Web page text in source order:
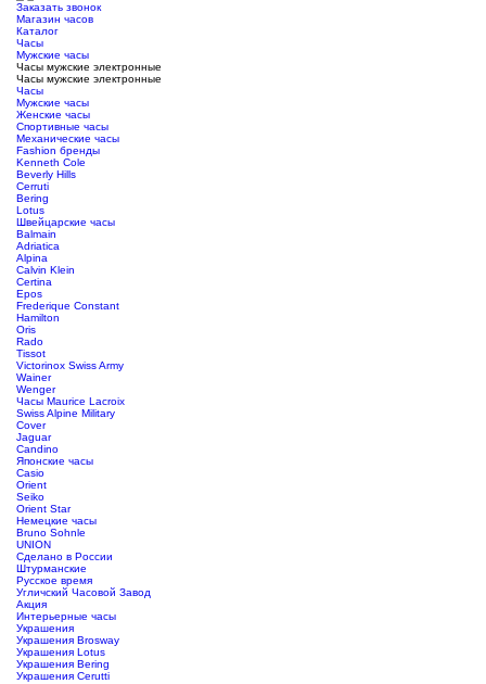
Заказать звонок
Магазин часов
Каталог
Часы
Мужские часы
Часы мужские электронные
Часы мужские электронные
Часы
Мужские часы
Женские часы
Спортивные часы
Механические часы
Fashion бренды
Kenneth Cole
Beverly Hills
Cerruti
Bering
Lotus
Швейцарские часы
Balmain
Adriatica
Alpina
Calvin Klein
Certina
Epos
Frederique Constant
Hamilton
Oris
Rado
Tissot
Victorinox Swiss Army
Wainer
Wenger
Часы Maurice Lacroix
Swiss Alpine Military
Cover
Jaguar
Candino
Японские часы
Casio
Orient
Seiko
Orient Star
Немецкие часы
Bruno Sohnle
UNION
Сделано в России
Штурманские
Русское время
Угличский Часовой Завод
Акция
Интерьерные часы
Украшения
Украшения Brosway
Украшения Lotus
Украшения Bering
Украшения Cerutti